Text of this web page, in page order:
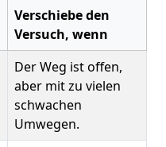
Verschiebe den
Versuch, wenn
Der Weg ist offen,
aber mit zu vielen
schwachen
Umwegen.